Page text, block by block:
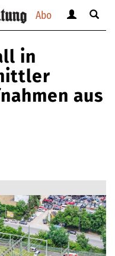
Abo
anzeigen
Suche
in
aus